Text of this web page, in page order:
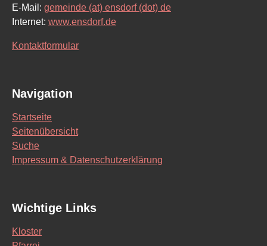
E-Mail: gemeinde (at) ensdorf (dot) de
Internet: www.ensdorf.de
Kontaktformular
Navigation
Startseite
Seitenübersicht
Suche
Impressum & Datenschutzerklärung
Wichtige Links
Kloster